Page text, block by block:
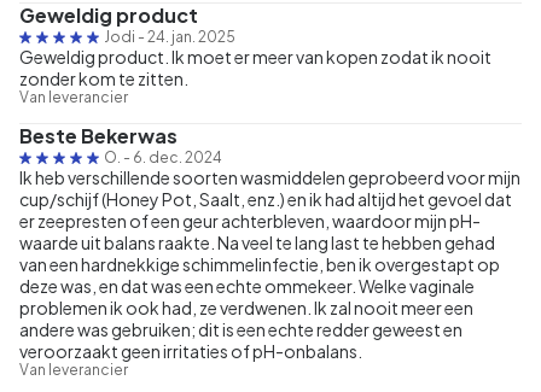
Geweldig product
Jodi - 24. jan. 2025
Geweldig product. Ik moet er meer van kopen zodat ik nooit
zonder kom te zitten.
Van leverancier
Beste Bekerwas
O. - 6. dec. 2024
Ik heb verschillende soorten wasmiddelen geprobeerd voor mijn
cup/schijf (Honey Pot, Saalt, enz.) en ik had altijd het gevoel dat
er zeepresten of een geur achterbleven, waardoor mijn pH-
waarde uit balans raakte. Na veel te lang last te hebben gehad
van een hardnekkige schimmelinfectie, ben ik overgestapt op
deze was, en dat was een echte ommekeer. Welke vaginale
problemen ik ook had, ze verdwenen. Ik zal nooit meer een
andere was gebruiken; dit is een echte redder geweest en
veroorzaakt geen irritaties of pH-onbalans.
Van leverancier